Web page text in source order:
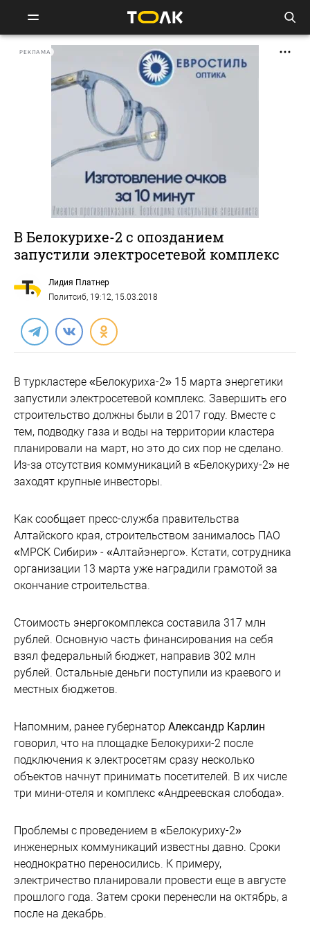
РЕКЛАМА
В Белокурихе-2 с опозданием
запустили электросетевой комплекс
Лидия Платнер
Политсиб, 19:12, 15.03.2018
В туркластере «Белокуриха-2» 15 марта энергетики
запустили электросетевой комплекс. Завершить его
строительство должны были в 2017 году. Вместе с
тем, подводку газа и воды на территории кластера
планировали на март, но это до сих пор не сделано.
Из-за отсутствия коммуникаций в «Белокуриху-2» не
заходят крупные инвесторы.
Как сообщает пресс-служба правительства
Алтайского края, строительством занималось ПАО
«МРСК Сибири» - «Алтайэнерго». Кстати, сотрудника
организации 13 марта уже наградили грамотой за
окончание строительства.
Стоимость энергокомплекса составила 317 млн
рублей. Основную часть финансирования на себя
взял федеральный бюджет, направив 302 млн
рублей. Остальные деньги поступили из краевого и
местных бюджетов.
Напомним, ранее губернатор Александр Карлин
говорил, что на площадке Белокурихи-2 после
подключения к электросетям сразу несколько
объектов начнут принимать посетителей. В их числе
три мини-отеля и комплекс «Андреевская слобода».
Проблемы с проведением в «Белокуриху-2»
инженерных коммуникаций известны давно. Сроки
неоднократно переносились. К примеру,
электричество планировали провести еще в августе
прошлого года. Затем сроки перенесли на октябрь, а
после на декабрь.